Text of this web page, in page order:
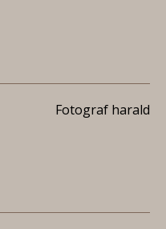
Fotograf harald